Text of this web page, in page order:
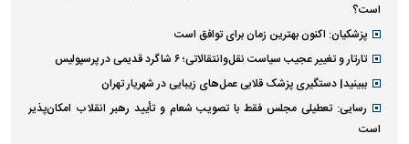
است؟
پزشکیان: اکنون بهترین زمان برای توافق است
تارتار و تغییر عجیب سیاست نقل‌وانتقالاتی؛ ۶ شاگرد قدیمی در پرسپولیس
ببینید| دستگیری پزشک قلابی عمل‌های زیبایی در شهریار تهران
رسایی: تعطیلی مجلس فقط با تصویب شعام و تأیید رهبر انقلاب امکان‌پذیر
است